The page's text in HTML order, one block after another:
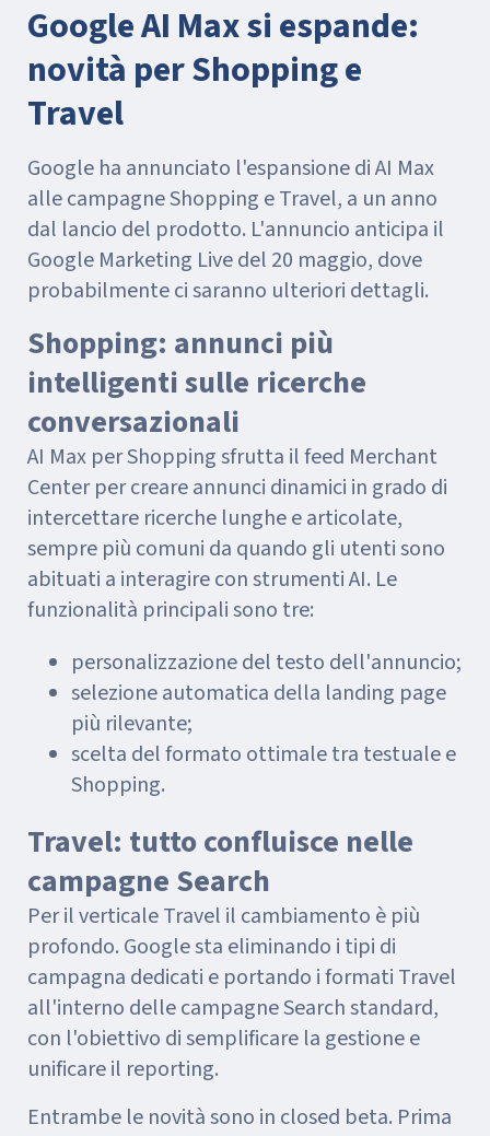
Google AI Max si espande:
novità per Shopping e
Travel
Google ha annunciato l'espansione di AI Max
alle campagne Shopping e Travel, a un anno
dal lancio del prodotto. L'annuncio anticipa il
Google Marketing Live del 20 maggio, dove
probabilmente ci saranno ulteriori dettagli.
Shopping: annunci più
intelligenti sulle ricerche
conversazionali
AI Max per Shopping sfrutta il feed Merchant
Center per creare annunci dinamici in grado di
intercettare ricerche lunghe e articolate,
sempre più comuni da quando gli utenti sono
abituati a interagire con strumenti AI. Le
funzionalità principali sono tre:
personalizzazione del testo dell'annuncio;
selezione automatica della landing page
più rilevante;
scelta del formato ottimale tra testuale e
Shopping.
Travel: tutto confluisce nelle
campagne Search
Per il verticale Travel il cambiamento è più
profondo. Google sta eliminando i tipi di
campagna dedicati e portando i formati Travel
all'interno delle campagne Search standard,
con l'obiettivo di semplificare la gestione e
unificare il reporting.
Entrambe le novità sono in closed beta. Prima